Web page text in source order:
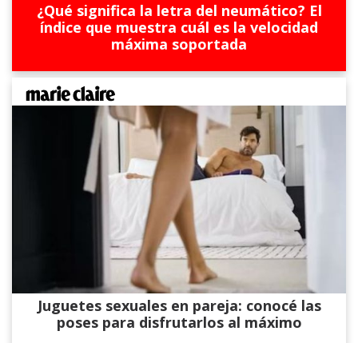
¿Qué significa la letra del neumático? El
índice que muestra cuál es la velocidad
máxima soportada
Juguetes sexuales en pareja: conocé las
poses para disfrutarlos al máximo